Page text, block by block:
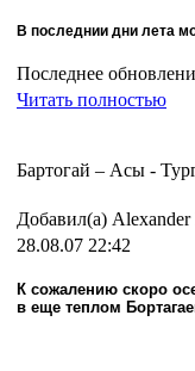
В последнии дни лета
Последнее
Читать полностью
Бартогай – Асы -
Добавил(а)
28.08.07 22:42
К сожалению скоро
в еще теплом